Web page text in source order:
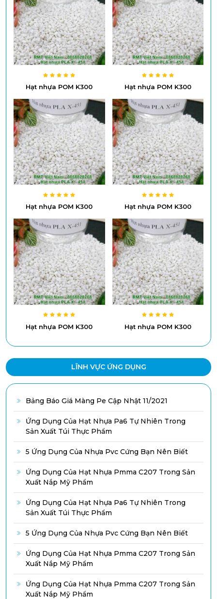
Hạt nhựa POM K300 Hạt nhựa POM K300
Hạt nhựa POM K300 Hạt nhựa POM K300
Hạt nhựa POM K300 Hạt nhựa POM K300
LĨNH VỰC ỨNG DỤNG
Bảng Báo Giá Màng Pe Cập Nhật 11/2021
Ứng Dụng Của Hạt Nhựa Pa6 Tự Nhiên Trong
Sản Xuất Túi Thực Phẩm
5 Ứng Dụng Của Nhựa Pvc Cứng Bạn Nên Biết
Ứng Dụng Của Hạt Nhựa Pmma C207 Trong Sản
Xuất Nắp Mỹ Phẩm
Ứng Dụng Của Hạt Nhựa Pa6 Tự Nhiên Trong
Sản Xuất Túi Thực Phẩm
5 Ứng Dụng Của Nhựa Pvc Cứng Bạn Nên Biết
Ứng Dụng Của Hạt Nhựa Pmma C207 Trong Sản
Xuất Nắp Mỹ Phẩm
Ứng Dụng Của Hạt Nhựa Pmma C207 Trong Sản
Xuất Nắp Mỹ Phẩm